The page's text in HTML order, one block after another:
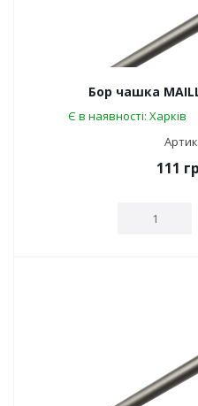
Бор чашка
Є в наявності: Харків
111